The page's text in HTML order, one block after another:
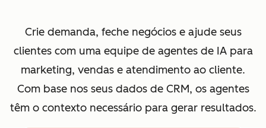
Crie demanda, feche negócios e ajude seus
clientes com uma equipe de agentes de IA para
marketing, vendas e atendimento ao cliente.
Com base nos seus dados de CRM, os agentes
têm o contexto necessário para gerar resultados.